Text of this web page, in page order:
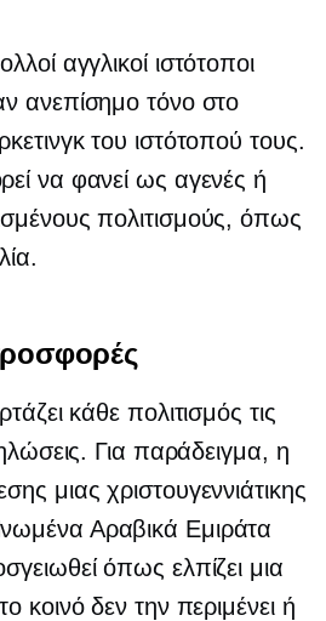
αγγλικοί ιστότοποι
ανεπίσημο τόνο στο
του ιστότοπού τους.
να φανεί ως αγενές ή
πολιτισμούς, όπως
κάθε πολιτισμός τις
Για παράδειγμα, η
μιας χριστουγεννιάτικης
Αραβικά Εμιράτα
όπως ελπίζει μια
κοινό δεν την περιμένει ή